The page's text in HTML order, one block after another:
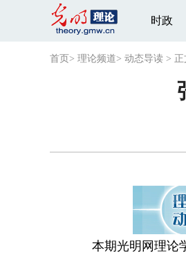
时政
首页 > 理论频道> 动态导读 > 正
本期光明网理论